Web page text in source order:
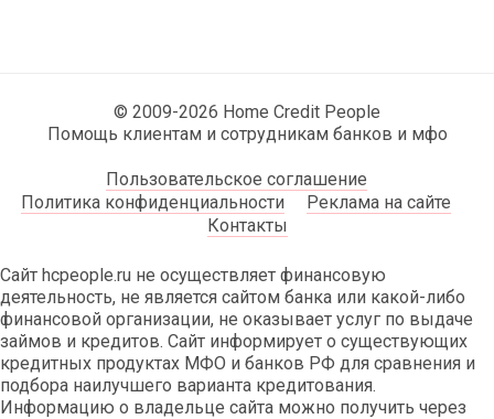
© 2009-2026 Home Credit People
Помощь клиентам и сотрудникам банков и мфо
Пользовательское соглашение
Политика конфиденциальности
Реклама на сайте
Контакты
Сайт hcpeople.ru не осуществляет финансовую
деятельность, не является сайтом банка или какой-либо
финансовой организации, не оказывает услуг по выдаче
займов и кредитов. Сайт информирует о существующих
кредитных продуктах МФО и банков РФ для сравнения и
подбора наилучшего варианта кредитования.
Информацию о владельце сайта можно получить через